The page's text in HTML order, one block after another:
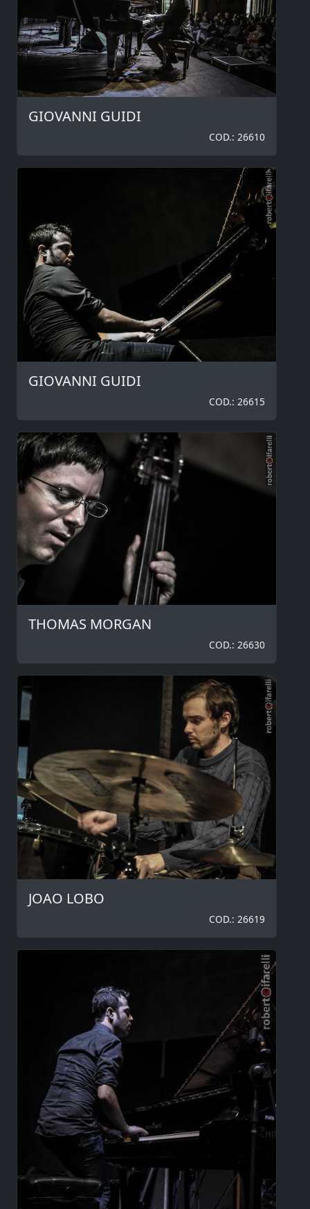
GIOVANNI GUIDI
COD.: 26610
GIOVANNI GUIDI
COD.: 26615
THOMAS MORGAN
COD.: 26630
JOAO LOBO
COD.: 26619